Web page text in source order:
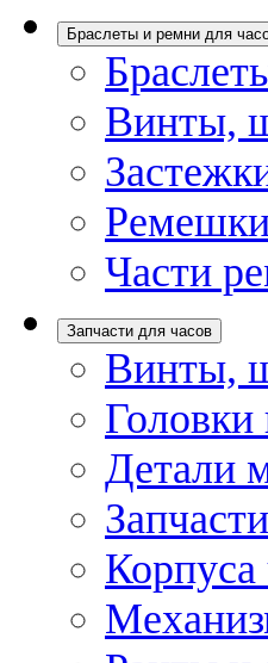
Браслеты и ремни для
Винты,
Части
Запчасти для часов
Винты,
Детали
Корпуса